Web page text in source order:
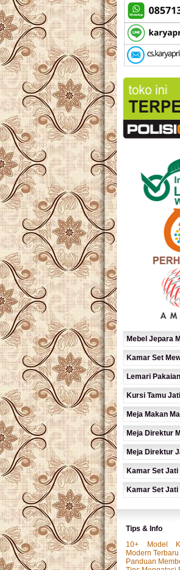
Mebel Jepara
Kamar Set
Lemari
Kursi Tamu Jati
Meja Makan
Meja Direktur
Meja Direktur
Kamar Set
Kamar Set Jati
Tips & Info
10+ Model
Modern Terbaru
Panduan